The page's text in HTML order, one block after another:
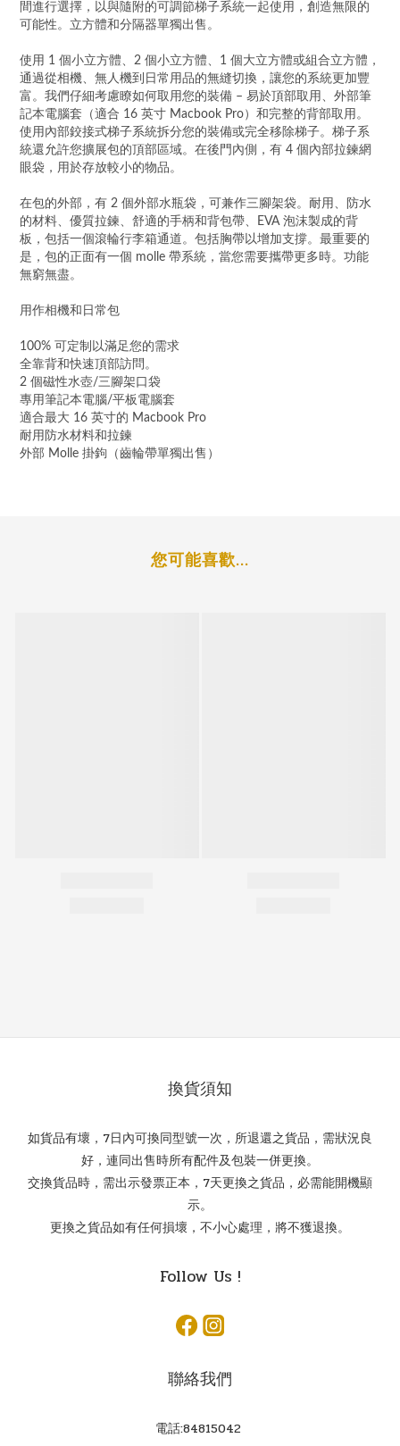
間進行選擇，以與隨附的可調節梯子系統一起使用，創造無限的
可能性。立方體和分隔器單獨出售。
使用 1 個小立方體、2 個小立方體、1 個大立方體或組合立方體，
通過從相機、無人機到日常用品的無縫切換，讓您的系統更加豐
富。我們仔細考慮瞭如何取用您的裝備 – 易於頂部取用、外部筆
記本電腦套（適合 16 英寸 Macbook Pro）和完整的背部取用。
使用內部鉸接式梯子系統拆分您的裝備或完全移除梯子。梯子系
統還允許您擴展包的頂部區域。在後門內側，有 4 個內部拉鍊網
眼袋，用於存放較小的物品。
在包的外部，有 2 個外部水瓶袋，可兼作三腳架袋。耐用、防水
的材料、優質拉鍊、舒適的手柄和背包帶、EVA 泡沫製成的背
板，包括一個滾輪行李箱通道。包括胸帶以增加支撐。最重要的
是，包的正面有一個 molle 帶系統，當您需要攜帶更多時。功能
無窮無盡。
用作相機和日常包
100% 可定制以滿足您的需求
全靠背和快速頂部訪問。
2 個磁性水壺/三腳架口袋
專用筆記本電腦/平板電腦套
適合最大 16 英寸的 Macbook Pro
耐用防水材料和拉鍊
外部 Molle 掛鉤（齒輪帶單獨出售）
您可能喜歡...
換貨須知
如貨品有壞，7日內可換同型號一次，所退還之貨品，需狀況良
好，連同出售時所有配件及包裝一併更換。
交換貨品時，需出示發票正本，7天更換之貨品，必需能開機顯
示。
更換之貨品如有任何損壞，不小心處理，將不獲退換。
Follow Us !
聯絡我們
電話:84815042